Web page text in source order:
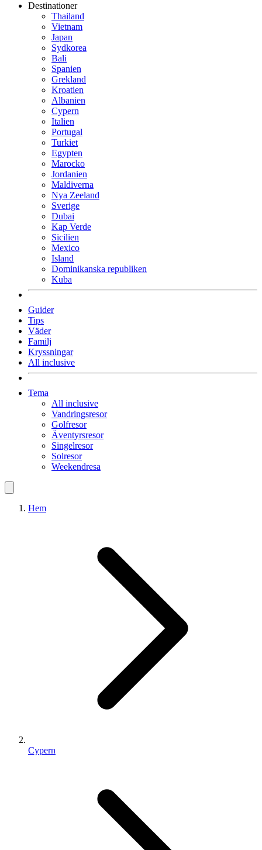
Destinationer
Thailand
Vietnam
Japan
Sydkorea
Bali
Spanien
Grekland
Kroatien
Albanien
Cypern
Italien
Portugal
Turkiet
Egypten
Marocko
Jordanien
Maldiverna
Nya Zeeland
Sverige
Dubai
Kap Verde
Sicilien
Mexico
Island
Dominikanska republiken
Kuba
Guider
Tips
Väder
Familj
Kryssningar
All inclusive
Tema
All inclusive
Vandringsresor
Golfresor
Äventyrsresor
Singelresor
Solresor
Weekendresa
Hem
Cypern